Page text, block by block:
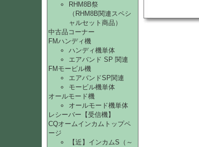
RHM8B祭
（RHM8B関連スペシ
ャルセット商品）
中古品コーナー
FMハンディ機
ハンディ機単体
エアバンド SP 関連
FMモービル機
エアバンドSP関連
モービル機単体
オールモード機
オールモード機単体
レシーバー【受信機】
CQオームインカムトップペ
ージ
【近】インカムS（～